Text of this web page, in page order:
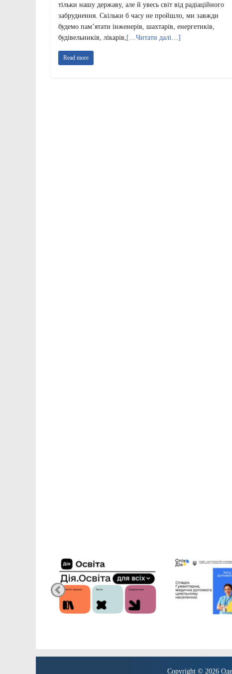
тільки нашу державу, але й увесь світ від радіаційного
забруднення. Скільки б часу не пройшло, ми завжди
будемо пам’ятати інженерів, шахтарів, енергетиків,
будівельників, лікарів, […Читати далі…]
Read more
Copyright © 2026